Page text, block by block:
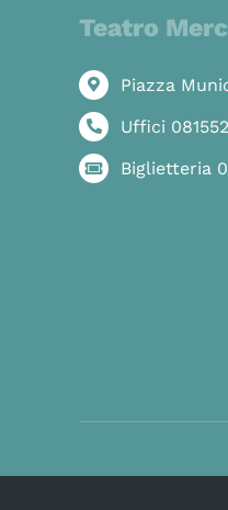
Teatro
Piazza
Uffici
Biglietteria